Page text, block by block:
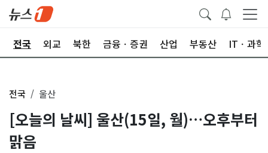
전국 외교 북한 금융ㆍ증권 산업 부동산 ITㆍ과학
전국 울산
[오늘의 날씨] 울산(15일, 월)…오후부터
맑음